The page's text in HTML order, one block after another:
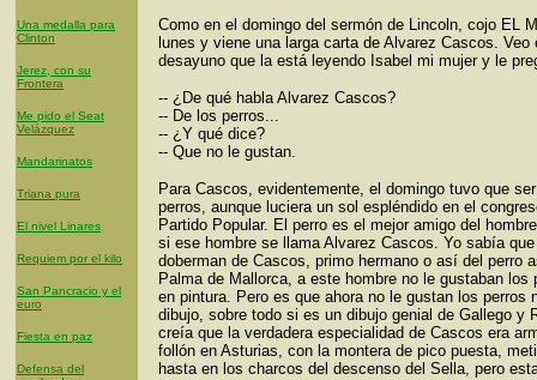
Una medalla para
Clinton
Jerez, con su
Frontera
Me pido el Seat
Velázquez
Mandarinatos
Triana pura
El nivel Linares
Requiem por el kilo
San Pancracio y el
euro
Fiesta en paz
Defensa del
Como en el domingo del sermón de Lincoln, cojo EL
lunes y viene una larga carta de Alvarez Cascos. Veo
desayuno que la está leyendo Isabel mi mujer y le
-- ¿De qué habla Alvarez Cascos?
-- De los perros...
-- ¿Y qué dice?
-- Que no le gustan.
Para Cascos, evidentemente, el domingo tuvo que
perros, aunque luciera un sol espléndido en el
Partido Popular. El perro es el mejor amigo del
si ese hombre se llama Alvarez Cascos. Yo sabía
doberman de Cascos, primo hermano o así del perro
Palma de Mallorca, a este hombre no le gustaban los
en pintura. Pero es que ahora no le gustan los perros
dibujo, sobre todo si es un dibujo genial de Gallego y
creía que la verdadera especialidad de Cascos era
follón en Asturias, con la montera de pico puesta,
hasta en los charcos del descenso del Sella, pero